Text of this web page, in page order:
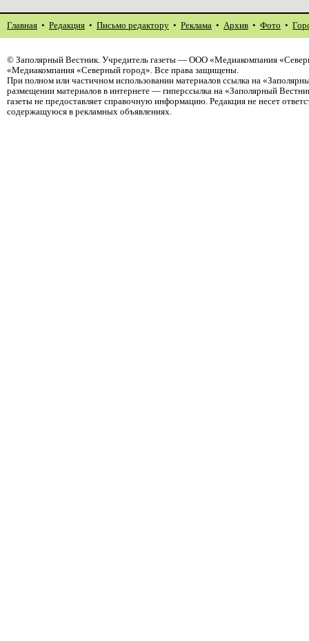
Главная • Редакция • Письмо редактору • Реклама • Архив • Фото •
© Заполярный Вестник. Учредитель газеты — ООО «Медиакомпания
«Медиакомпания «Северный город». Все права защищены.
При полном или частичном использовании материалов ссылка на
размещении материалов в интернете — гиперссылка на «Заполярный
газеты не предоставляет справочную информацию. Редакция не несет
содержащуюся в рекламных объявлениях.